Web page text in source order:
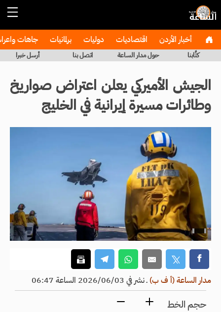
أخبار الأردن اقتصاديات دوليات برلمانيات جاهات
كتَّابنا حول مدار الساعة اتصل بنا أرسل خبرا
الجيش الأميركي يعلن اعتراض صواريخ
وطائرات مسيرة إيرانية في الخليج
مدار الساعة (أ ف ب) ـنشر في 2026/06/03 الساعة 06:47
حجم الخط